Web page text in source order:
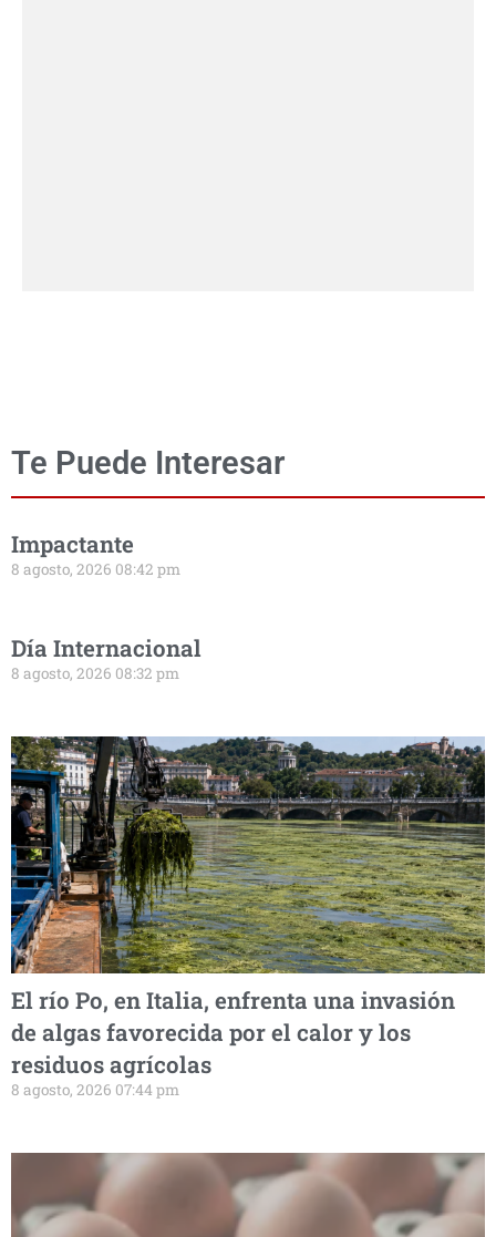
Te Puede Interesar
Impactante
8 agosto, 2026 08:42 pm
Día Internacional
8 agosto, 2026 08:32 pm
El río Po, en Italia, enfrenta una invasión
de algas favorecida por el calor y los
residuos agrícolas
8 agosto, 2026 07:44 pm